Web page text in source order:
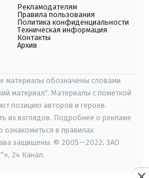
Рекламодателям
Правила пользования
Политика конфиденциальности
Техническая информация
Контакты
Архив
материалы обозначены словами
материал". Материалы с пометкой
позицию авторов и героев.
их взглядов. Подробнее о рекламе
в правилах
защищены. © 2005—2022, ЗАО
24 Канал.